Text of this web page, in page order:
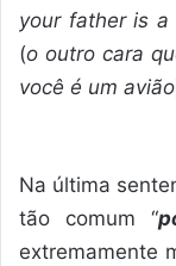
your father is a
(o outro cara
você é um avião
Na última
tão comum “
extremamente